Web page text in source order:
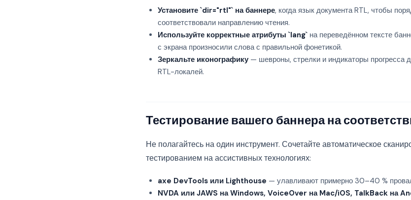
Установите `dir="rtl"` на баннере, когда язык документа RTL, чтобы
соответствовали направлению чтения.
Используйте корректные атрибуты `lang` на переведённом тексте
с экрана произносили слова с правильной фонетикой.
Зеркальте иконографику — шевроны, стрелки и индикаторы прогресса
RTL-локалей.
Тестирование вашего баннера на
Не полагайтесь на один инструмент. Сочетайте автоматическое
тестированием на ассистивных технологиях:
axe DevTools или Lighthouse — улавливают примерно 30–40 %
NVDA или JAWS на Windows, VoiceOver на Mac/iOS, TalkBack на